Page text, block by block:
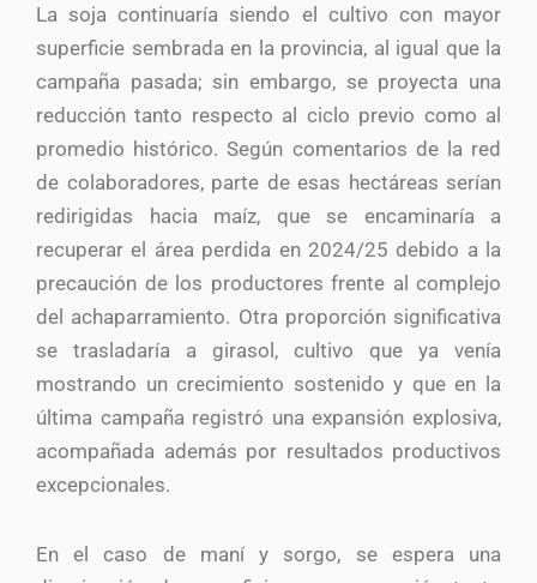
La soja continuaría siendo el cultivo con mayor
superficie sembrada en la provincia, al igual que la
campaña pasada; sin embargo, se proyecta una
reducción tanto respecto al ciclo previo como al
promedio histórico. Según comentarios de la red
de colaboradores, parte de esas hectáreas serían
redirigidas hacia maíz, que se encaminaría a
recuperar el área perdida en 2024/25 debido a la
precaución de los productores frente al complejo
del achaparramiento. Otra proporción significativa
se trasladaría a girasol, cultivo que ya venía
mostrando un crecimiento sostenido y que en la
última campaña registró una expansión explosiva,
acompañada además por resultados productivos
excepcionales.
En el caso de maní y sorgo, se espera una